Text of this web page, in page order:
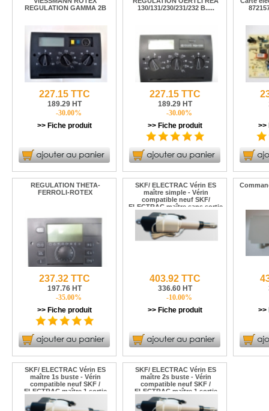
REGULATION GAMMA 2B
227.15 TTC
189.29 HT
-30.00%
>> Fiche produit
130/131/230/231/232 B.....
227.15 TTC
189.29 HT
-30.00%
>> Fiche produit
>>
REGULATION THETA-
FERROLI-ROTEX
237.32 TTC
197.76 HT
-35.00%
>> Fiche produit
SKF/ ELECTRAC Vérin ES
maître simple - Vérin
compatible neuf SKF/
ELECTRAC maître sans sortie
esclave
403.92 TTC
336.60 HT
-10.00%
>> Fiche produit
>>
SKF/ ELECTRAC Vérin ES
maître 1s buste - Vérin
compatible neuf SKF /
ELECTRAC maître 1 sortie
buste
SKF/ ELECTRAC Vérin ES
maître 2s buste - Vérin
compatible neuf SKF /
ELECTRAC maître 1 sortie
buste